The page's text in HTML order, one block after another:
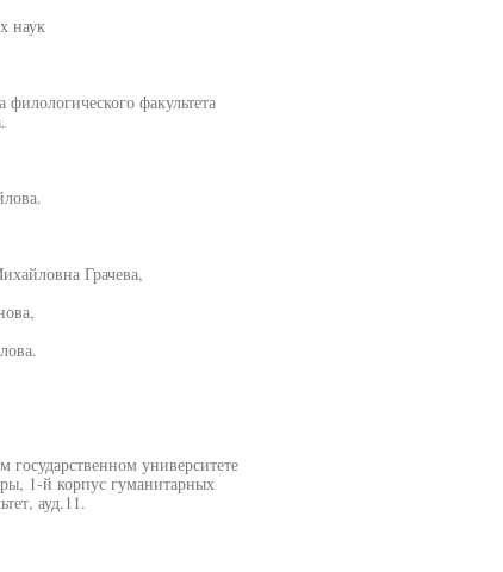
наук
факультета
Грачева,
университете
1-й корпус гуманитарных
ауд.11.